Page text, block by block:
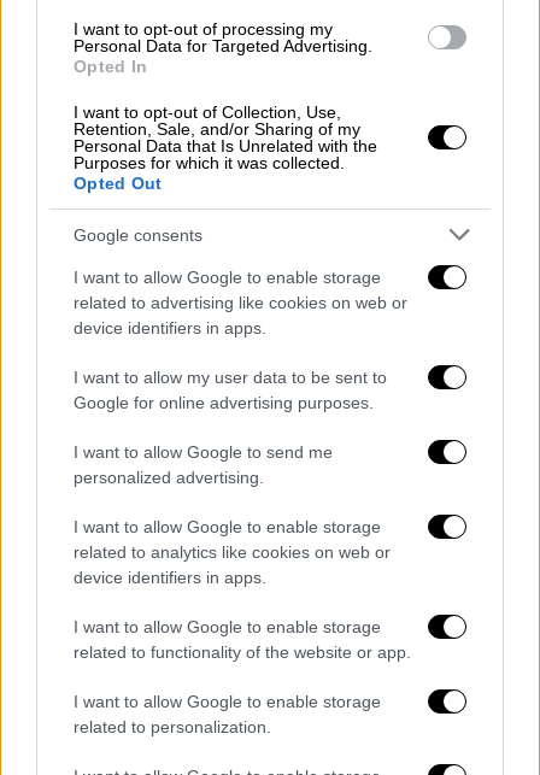
I want to opt-out of processing my
Personal Data for Targeted Advertising.
Opted In
I want to opt-out of Collection, Use,
Retention, Sale, and/or Sharing of my
Personal Data that Is Unrelated with the
Purposes for which it was collected.
Opted Out
Google consents
I want to allow Google to enable storage
related to advertising like cookies on web or
device identifiers in apps.
I want to allow my user data to be sent to
Google for online advertising purposes.
I want to allow Google to send me
personalized advertising.
I want to allow Google to enable storage
related to analytics like cookies on web or
device identifiers in apps.
I want to allow Google to enable storage
related to functionality of the website or app.
I want to allow Google to enable storage
related to personalization.
28/2/2023».
διακόσμησανμε 57 μικρά λευκά αγγελάκια με
τα ονόματα των θυμάτων και έναν μεγάλο
άγγελο για τους αγνοούμενους της
τραγωδίας
που συγκλόνισε το πανελλήνιο.
ΟΛΕΣ ΟΙ ΕΙΔΗΣΕΙΣ
Αποφυλακίστηκε με «ηλεκτρονικό
συνεχίζεται, θέλω να είμαι με την κόρη
μου» - Τι είπε στους δημοσιογράφους
Σοβαρό επεισόδιο στον Άγιο
Παντελεήμονα: Περιέλουσε τον σύζυγό
της με εύφλεκτο υλικό - Με σοβαρά
εγκαύματα ο άνδρας
«Στο Σχοινούδι νιώθει κανείς τον
δασκάλα μιλά στο OPEN λίγο πριν από
την άφιξη του Νίκου Δένδια στην Ίμβρο
Σοκ στην Κόρινθο: Σκοτώθηκε σε
τροχαίο η Κατερίνα Γεωργιάδη, η Μις
Πελοποννησιακός Τουρισμός 2010